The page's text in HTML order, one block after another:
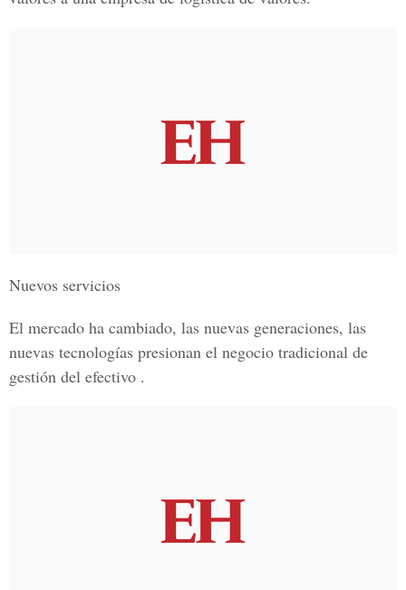
Nuevos servicios
El mercado ha cambiado, las nuevas generaciones, las
nuevas tecnologías presionan el negocio tradicional de
gestión del efectivo .